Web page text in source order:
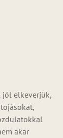
jól elkeverjük,
akar